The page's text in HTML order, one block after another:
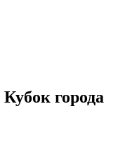
города